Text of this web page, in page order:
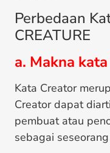
Perbedaan
CREATURE
a. Makna
Kata Creator
Creator dapat
pembuat atau
sebagai